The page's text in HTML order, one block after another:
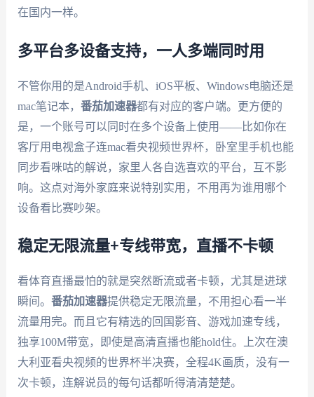
在国内一样。
多平台多设备支持，一人多端同时用
不管你用的是Android手机、iOS平板、Windows电脑还是
mac笔记本， 番茄加速器都有对应的客户端。更方便的
是，一个账号可以同时在多个设备上使用——比如你在
客厅用电视盒子连mac看央视频世界杯，卧室里手机也能
同步看咪咕的解说，家里人各自选喜欢的平台，互不影
响。这点对海外家庭来说特别实用，不用再为谁用哪个
设备看比赛吵架。
稳定无限流量+专线带宽，直播不卡顿
看体育直播最怕的就是突然断流或者卡顿，尤其是进球
瞬间。 番茄加速器提供稳定无限流量，不用担心看一半
流量用完。而且它有精选的回国影音、游戏加速专线，
独享100M带宽，即使是高清直播也能hold住。上次在澳
大利亚看央视频的世界杯半决赛，全程4K画质，没有一
次卡顿，连解说员的每句话都听得清清楚楚。